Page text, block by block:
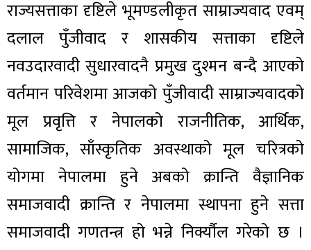
राज्यसत्ताका दृष्टिले भूमण्डलीकृत साम्राज्यवाद एवम्
दलाल पुँजीवाद र शासकीय सत्ताका दृष्टिले
नवउदारवादी सुधारवादनै प्रमुख दुश्मन बन्दै आएको
वर्तमान परिवेशमा आजको पुँजीवादी साम्राज्यवादको
मूल प्रवृत्ति र नेपालको राजनीतिक, आर्थिक,
सामाजिक, साँस्कृतिक अवस्थाको मूल चरित्रको
योगमा नेपालमा हुने अबको क्रान्ति वैज्ञानिक
समाजवादी क्रान्ति र नेपालमा स्थापना हुने सत्ता
समाजवादी गणतन्त्र हो भन्ने निर्क्यौल गरेको छ ।